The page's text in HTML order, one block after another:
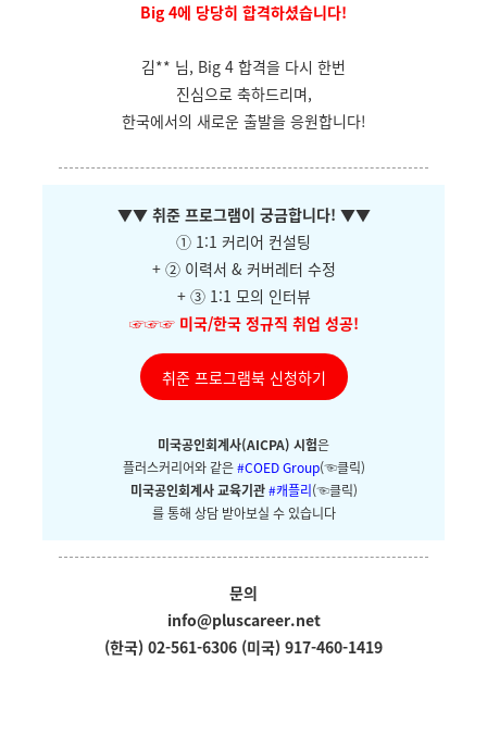
Big 4에 당당히 합격하셨습니다!
김** 님, Big 4 합격을 다시 한번
진심으로 축하드리며,
한국에서의 새로운 출발을 응원합니다!
▼▼ 취준 프로그램이 궁금합니다! ▼▼
① 1:1 커리어 컨설팅
+ ② 이력서 & 커버레터 수정
+ ③ 1:1 모의 인터뷰
☞☞☞ 미국/한국 정규직 취업 성공!
취준 프로그램북 신청하기
미국공인회계사(AICPA) 시험은
플러스커리어와 같은#COED Group(☜클릭)
미국공인회계사 교육기관#캐플리(☜클릭)
를 통해 상담 받아보실 수 있습니다
문의
info@pluscareer.net
(한국) 02-561-6306 (미국) 917-460-1419